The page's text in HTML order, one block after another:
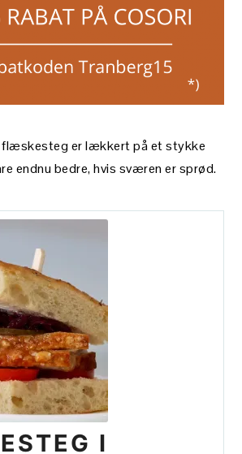
flæskesteg er lækkert på et stykke
endnu bedre, hvis sværen er sprød.
I